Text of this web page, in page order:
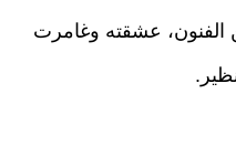
الفنون، عشقته وغامرت